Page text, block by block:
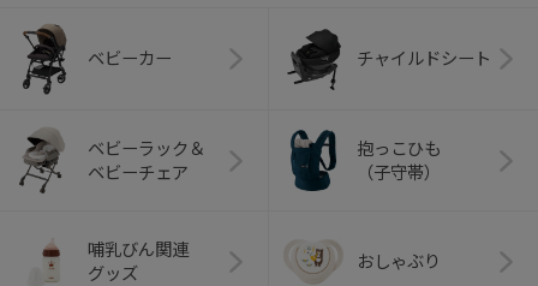
ベビーカー チャイルドシート
ベビーラック＆
ベビーチェア
抱っこひも
（子守帯）
哺乳びん関連
グッズ
おしゃぶり